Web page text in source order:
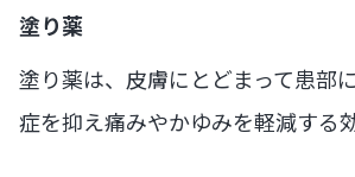
塗り薬
塗り薬は、皮膚にとどまって患部
症を抑え痛みやかゆみを軽減する